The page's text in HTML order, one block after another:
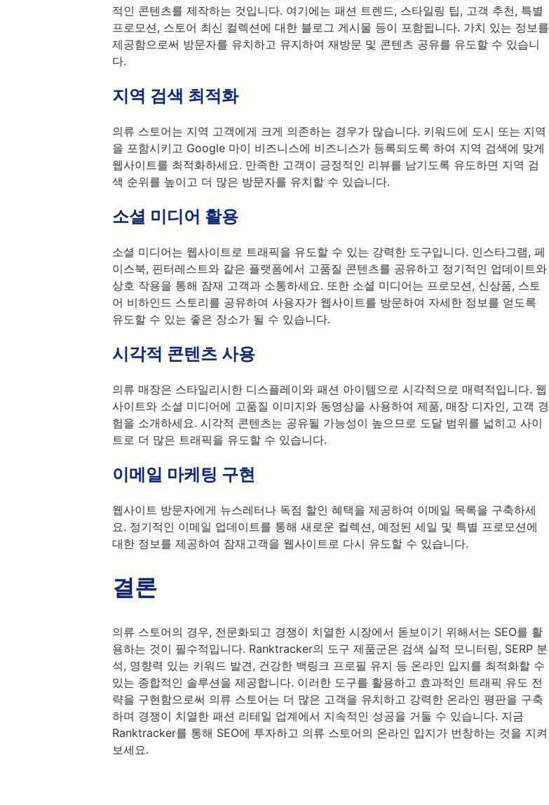
적인 콘텐츠를 제작하는 것입니다. 여기에는 패션 트렌드, 스타일링 팁, 고객 추천, 특별
프로모션, 스토어 최신 컬렉션에 대한 블로그 게시물 등이 포함됩니다. 가치 있는 정보를
제공함으로써 방문자를 유치하고 유지하여 재방문 및 콘텐츠 공유를 유도할 수 있습니
다.
지역 검색 최적화
의류 스토어는 지역 고객에게 크게 의존하는 경우가 많습니다. 키워드에 도시 또는 지역
을 포함시키고 Google 마이 비즈니스에 비즈니스가 등록되도록 하여 지역 검색에 맞게
웹사이트를 최적화하세요. 만족한 고객이 긍정적인 리뷰를 남기도록 유도하면 지역 검
색 순위를 높이고 더 많은 방문자를 유치할 수 있습니다.
소셜 미디어 활용
소셜 미디어는 웹사이트로 트래픽을 유도할 수 있는 강력한 도구입니다. 인스타그램, 페
이스북, 핀터레스트와 같은 플랫폼에서 고품질 콘텐츠를 공유하고 정기적인 업데이트와
상호 작용을 통해 잠재 고객과 소통하세요. 또한 소셜 미디어는 프로모션, 신상품, 스토
어 비하인드 스토리를 공유하여 사용자가 웹사이트를 방문하여 자세한 정보를 얻도록
유도할 수 있는 좋은 장소가 될 수 있습니다.
시각적 콘텐츠 사용
의류 매장은 스타일리시한 디스플레이와 패션 아이템으로 시각적으로 매력적입니다. 웹
사이트와 소셜 미디어에 고품질 이미지와 동영상을 사용하여 제품, 매장 디자인, 고객 경
험을 소개하세요. 시각적 콘텐츠는 공유될 가능성이 높으므로 도달 범위를 넓히고 사이
트로 더 많은 트래픽을 유도할 수 있습니다.
이메일 마케팅 구현
웹사이트 방문자에게 뉴스레터나 독점 할인 혜택을 제공하여 이메일 목록을 구축하세
요. 정기적인 이메일 업데이트를 통해 새로운 컬렉션, 예정된 세일 및 특별 프로모션에
대한 정보를 제공하여 잠재고객을 웹사이트로 다시 유도할 수 있습니다.
결론
의류 스토어의 경우, 전문화되고 경쟁이 치열한 시장에서 돋보이기 위해서는 SEO를 활
용하는 것이 필수적입니다. Ranktracker의 도구 제품군은 검색 실적 모니터링, SERP 분
석, 영향력 있는 키워드 발견, 건강한 백링크 프로필 유지 등 온라인 입지를 최적화할 수
있는 종합적인 솔루션을 제공합니다. 이러한 도구를 활용하고 효과적인 트래픽 유도 전
략을 구현함으로써 의류 스토어는 더 많은 고객을 유치하고 강력한 온라인 평판을 구축
하며 경쟁이 치열한 패션 리테일 업계에서 지속적인 성공을 거둘 수 있습니다. 지금
Ranktracker를 통해 SEO에 투자하고 의류 스토어의 온라인 입지가 번창하는 것을 지켜
보세요.